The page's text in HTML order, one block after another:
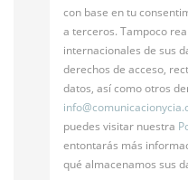
con base en tu
a terceros. Tampoco
internacionales de sus
derechos de acceso,
datos, así como otros
info@
puedes visitar nuestra
entontarás más
qué almacenamos sus